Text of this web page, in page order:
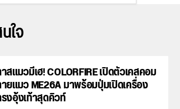
ใจ
สแมวมีเฮ! COLORFIRE เปิดตัวเคสคอม
ยแมว ME26A มาพร้อมปุ่มเปิดเครื่อง
งอุ้งเท้าสุดคิวท์